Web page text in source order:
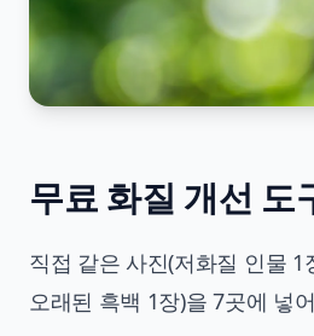
무료 화질 개선 도
직접 같은 사진(저화질 인물 1
오래된 흑백 1장)을 7곳에 넣